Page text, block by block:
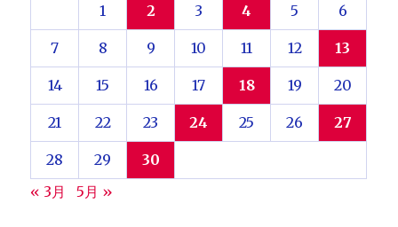
1 2 3 4 5 6
7 8 9 10 11 12 13
14 15 16 17 18 19 20
21 22 23 24 25 26 27
28 29
30
« 3月
5月 »